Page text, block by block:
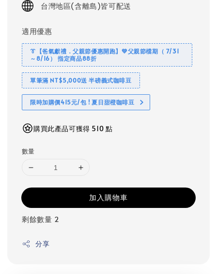
台灣地區(含離島)皆可配送
適用優惠
👔【爸氣獻禮．父親節優惠開跑】💚父親節檔期（ 7/31
～8/16） 指定商品88折
單筆滿 NT$5,000送 半磅義式咖啡豆
限時加購價415元/包 ! 夏日甜橙咖啡豆
購買此產品可獲得 510 點
數量
加入購物車
剩餘數量 2
分享